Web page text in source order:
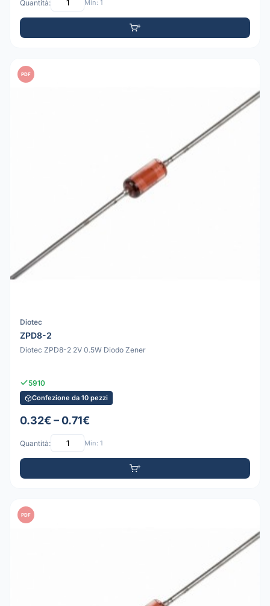
Quantità: Min: 1
PDF
Diotec
ZPD8-2
Diotec ZPD8-2 2V 0.5W Diodo Zener
5910
Confezione da 10 pezzi
0.32€ – 0.71€
Quantità: Min: 1
PDF